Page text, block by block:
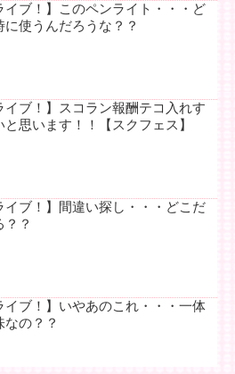
イブ！】このペンライト・・・ど
に使うんだろうな？？
イブ！】スコラン報酬テコ入れす
と思います！！【スクフェス】
イブ！】間違い探し・・・どこだ
？？
イブ！】いやあのこれ・・・一体
なの？？